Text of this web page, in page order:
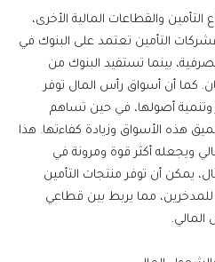
والقطاعات المالية الأخرى،
التأمين تعتمد على البنوك في
بينما تستفيد البنوك من
كما أن أسواق رأس المال توفر
وتنمية أصولها، في حين تساهم
هذه الأسواق وزيادة كفاءتها. هذا
ويجعله أكثر قوة ومرونة في
يمكن أن توفر منتجات التأمين
للمدخرين، مما يربط بين قطاعي
المالي.